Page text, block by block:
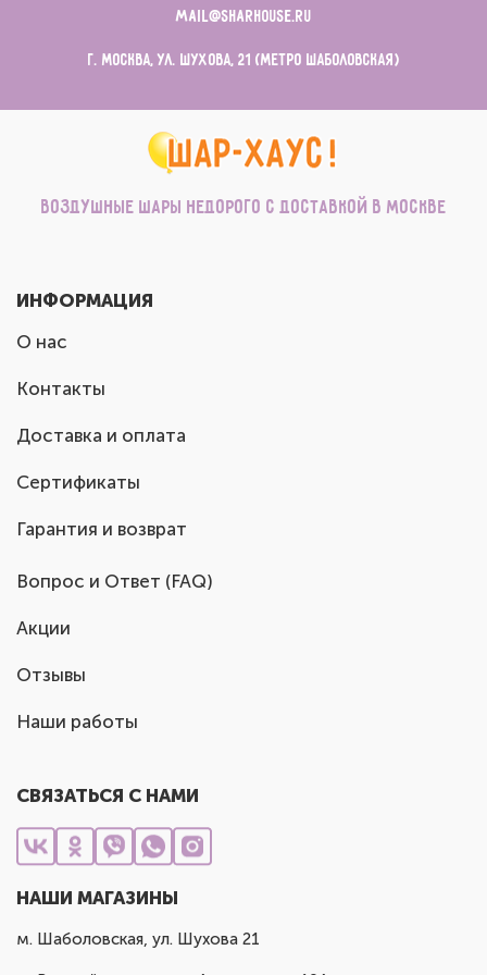
mail@sharhouse.ru
г. Москва, ул. Шухова, 21 (метро Шаболовская)
Воздушные шары недорого с доставкой в Москве
ИНФОРМАЦИЯ
О нас
Контакты
Доставка и оплата
Сертификаты
Гарантия и возврат
Вопрос и Ответ (FAQ)
Акции
Отзывы
Наши работы
СВЯЗАТЬСЯ С НАМИ
НАШИ МАГАЗИНЫ
м. Шаболовская, ул. Шухова 21